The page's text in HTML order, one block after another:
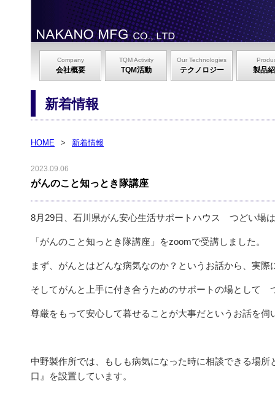
Company
会社概要
TQM Activity
TQM活動
Our Technologies
テクノロジー 製品
新着情報
HOME > 新着情報
2023.09.06
がんのこと知っとき隊講座
8月29日、石川県がん安心生活サポートハウス つどい場
「がんのこと知っとき隊講座」をzoomで受講しました。
まず、がんとはどんな病気なのか？というお話から、実
そしてがんと上手に付き合うためのサポートの場として
尊厳をもって安心して暮せることが大事だというお話を伺
中野製作所では、もしも病気になった時に相談できる場
口』を設置しています。